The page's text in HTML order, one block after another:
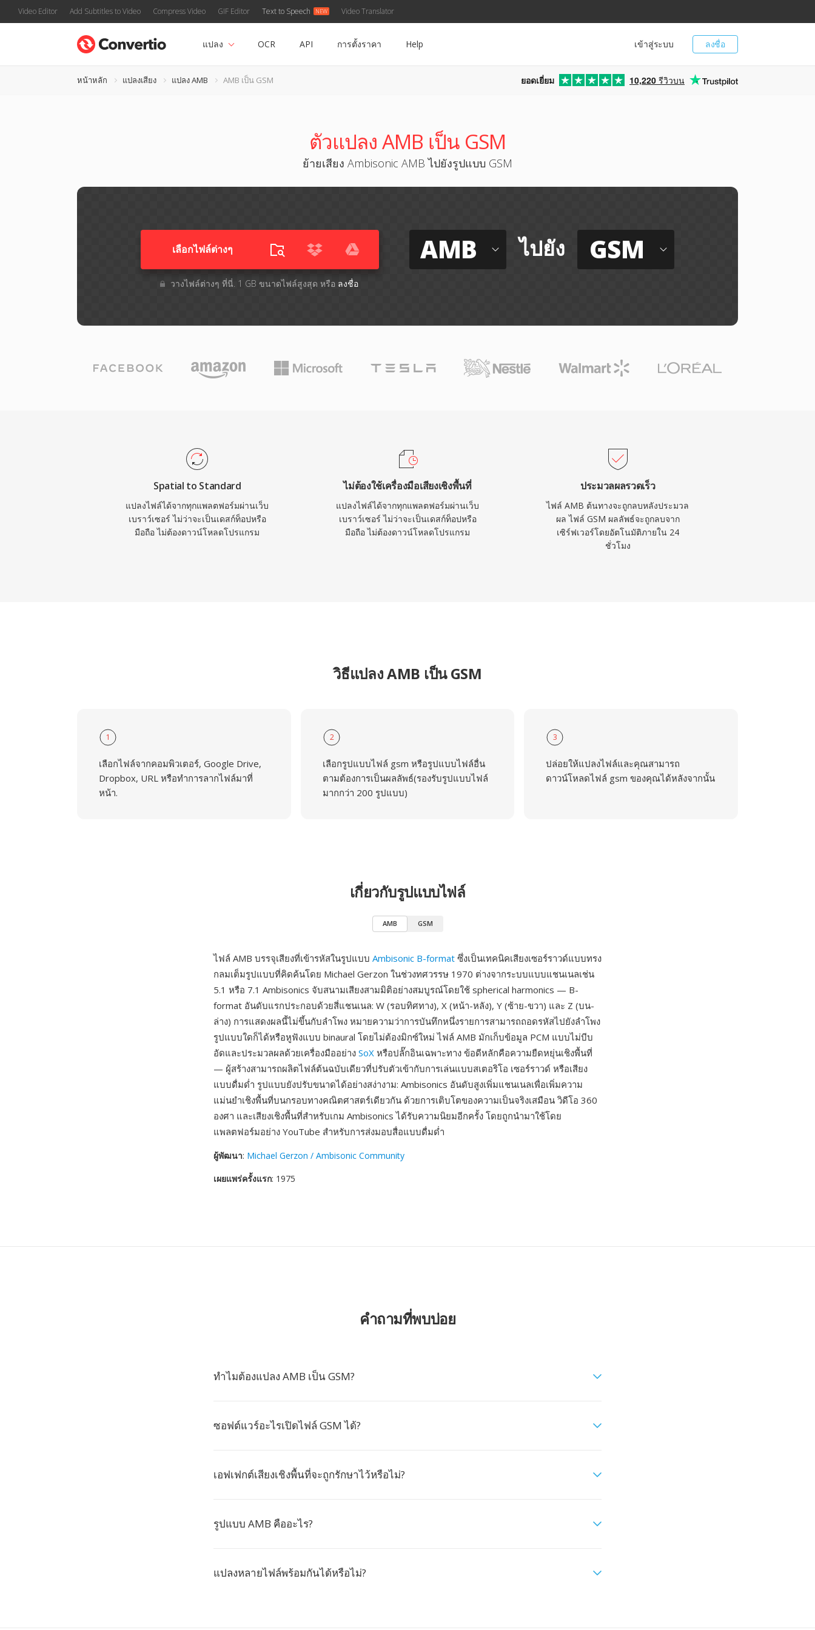
Video Editor Add Subtitles to Video Compress Video GIF Editor Text to Speech Video Translator
ลงชื่อ
เข้าสู่ระบบ
แปลง OCR API การตั้งราคา Help
หน้าหลัก แปลงเสียง แปลง AMB AMB เป็น GSM ยอดเยี่ยม 10,220 รีวิวบน
ตัวแปลง AMB เป็น GSM
ย้ายเสียง Ambisonic AMB ไปยังรูปแบบ GSM
เลือกไฟล์ต่างๆ​
วางไฟล์ต่างๆ​ ที่นี่. 1 GB ขนาดไฟล์สูงสุด หรือ ลงชื่อ
AMB ไปยัง GSM
Spatial to Standard
แปลงไฟล์ได้จากทุกแพลตฟอร์มผ่านเว็บ
เบราว์เซอร์ ไม่ว่าจะเป็นเดสก์ท็อปหรือ
มือถือ ไม่ต้องดาวน์โหลดโปรแกรม
ไม่ต้องใช้เครื่องมือเสียงเชิงพื้นที่
แปลงไฟล์ได้จากทุกแพลตฟอร์มผ่านเว็บ
เบราว์เซอร์ ไม่ว่าจะเป็นเดสก์ท็อปหรือ
มือถือ ไม่ต้องดาวน์โหลดโปรแกรม
ประมวลผลรวดเร็ว
ไฟล์ AMB ต้นทางจะถูกลบหลังประมวล
ผล ไฟล์ GSM ผลลัพธ์จะถูกลบจาก
เซิร์ฟเวอร์โดยอัตโนมัติภายใน 24
ชั่วโมง
วิธีแปลง AMB เป็น GSM
1
เลือกไฟล์จากคอมพิวเตอร์, Google Drive,
Dropbox, URL หรือทำการลากไฟล์มาที่
หน้า.
2
เลือกรูปแบบไฟล์ gsm หรือรูปแบบไฟล์อื่น
ตามต้องการเป็นผลลัพธ์(รองรับรูปแบบไฟล์
มากกว่า 200 รูปแบบ)
3
ปล่อยให้แปลงไฟล์และคุณสามารถ
ดาวน์โหลดไฟล์ gsm ของคุณได้หลังจากนั้น
เกี่ยวกับรูปแบบไฟล์
AMB GSM
ไฟล์ AMB บรรจุเสียงที่เข้ารหัสในรูปแบบ Ambisonic B-format ซึ่งเป็นเทคนิคเสียงเซอร์ราวด์แบบทรง
กลมเต็มรูปแบบที่คิดค้นโดย Michael Gerzon ในช่วงทศวรรษ 1970 ต่างจากระบบแบบแชนเนลเช่น
5.1 หรือ 7.1 Ambisonics จับสนามเสียงสามมิติอย่างสมบูรณ์โดยใช้ spherical harmonics — B-
format อันดับแรกประกอบด้วยสี่แชนเนล: W (รอบทิศทาง), X (หน้า-หลัง), Y (ซ้าย-ขวา) และ Z (บน-
ล่าง) การแสดงผลนี้ไม่ขึ้นกับลำโพง หมายความว่าการบันทึกหนึ่งรายการสามารถถอดรหัสไปยังลำโพง
รูปแบบใดก็ได้หรือหูฟังแบบ binaural โดยไม่ต้องมิกซ์ใหม่ ไฟล์ AMB มักเก็บข้อมูล PCM แบบไม่บีบ
อัดและประมวลผลด้วยเครื่องมืออย่าง SoX หรือปลั๊กอินเฉพาะทาง ข้อดีหลักคือความยืดหยุ่นเชิงพื้นที่
— ผู้สร้างสามารถผลิตไฟล์ต้นฉบับเดียวที่ปรับตัวเข้ากับการเล่นแบบสเตอริโอ เซอร์ราวด์ หรือเสียง
แบบดื่มด่ำ รูปแบบยังปรับขนาดได้อย่างสง่างาม: Ambisonics อันดับสูงเพิ่มแชนเนลเพื่อเพิ่มความ
แม่นยำเชิงพื้นที่บนกรอบทางคณิตศาสตร์เดียวกัน ด้วยการเติบโตของความเป็นจริงเสมือน วิดีโอ 360
องศา และเสียงเชิงพื้นที่สำหรับเกม Ambisonics ได้รับความนิยมอีกครั้ง โดยถูกนำมาใช้โดย
แพลตฟอร์มอย่าง YouTube สำหรับการส่งมอบสื่อแบบดื่มด่ำ
ผู้พัฒนา: Michael Gerzon / Ambisonic Community
เผยแพร่ครั้งแรก: 1975
คำถามที่พบบ่อย
ทำไมต้องแปลง AMB เป็น GSM?
ซอฟต์แวร์อะไรเปิดไฟล์ GSM ได้?
เอฟเฟกต์เสียงเชิงพื้นที่จะถูกรักษาไว้หรือไม่?
รูปแบบ AMB คืออะไร?
แปลงหลายไฟล์พร้อมกันได้หรือไม่?